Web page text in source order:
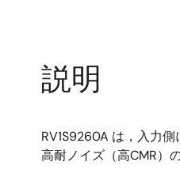
説明
RV1S9260A は，入力
高耐ノイズ（高CMR）